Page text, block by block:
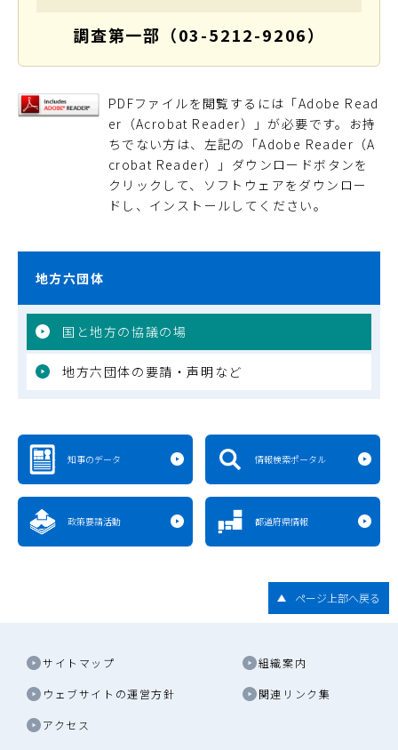
調査第一部（03-5212-9206）
PDFファイルを閲覧するには「Adobe Read
er（Acrobat Reader）」が必要です。お持
ちでない方は、左記の「Adobe Reader（A
crobat Reader）」ダウンロードボタンを
クリックして、ソフトウェアをダウンロー
ドし、インストールしてください。
地方六団体
国と地方の協議の場
地方六団体の要請・声明など
知事のデータ 情報検索ポータル
政策要請活動 都道府県情報
ページ上部へ戻る
サイトマップ 組織案内
ウェブサイトの運営方針 関連リンク集
アクセス